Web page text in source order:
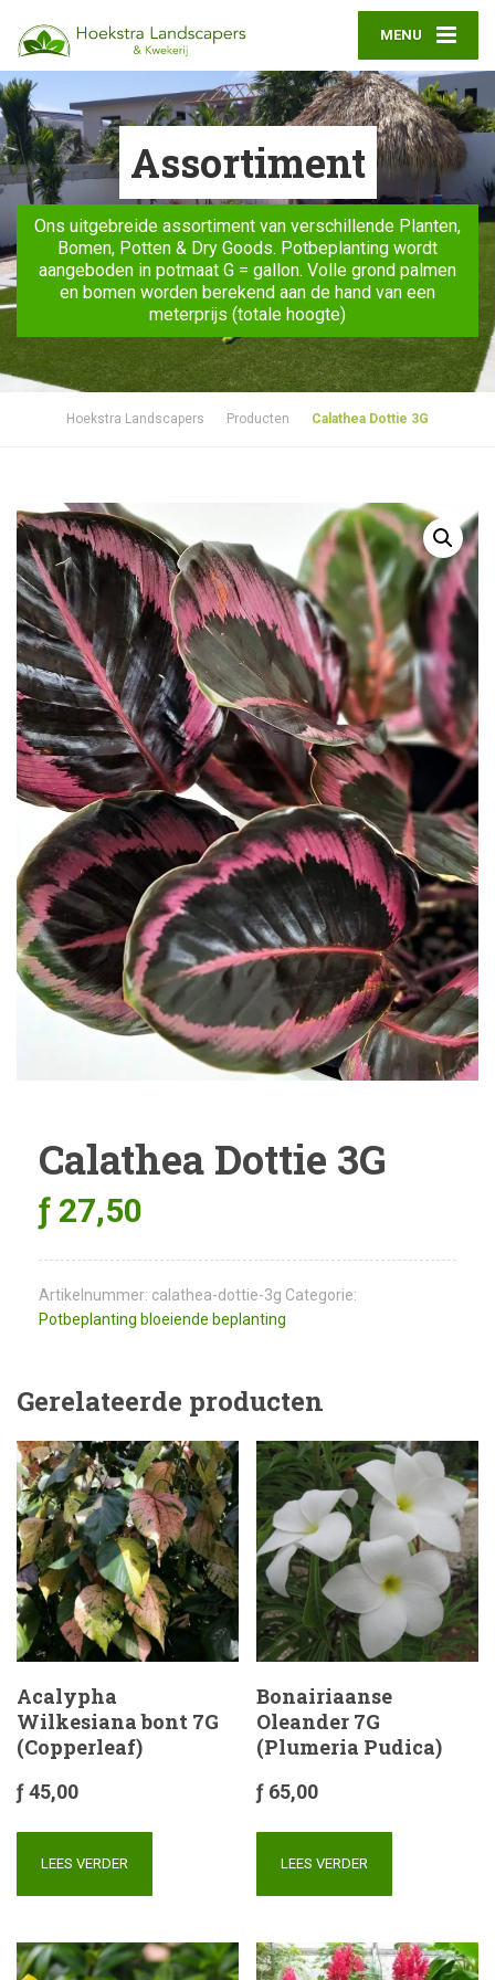
MENU
Assortiment
Ons uitgebreide assortiment van verschillende Planten,
Bomen, Potten & Dry Goods. Potbeplanting wordt
aangeboden in potmaat G = gallon. Volle grond palmen
en bomen worden berekend aan de hand van een
meterprijs (totale hoogte)
Hoekstra Landscapers Producten Calathea Dottie 3G
Calathea Dottie 3G
ƒ 27,50
Artikelnummer: calathea-dottie-3g Categorie:
Potbeplanting bloeiende beplanting
Gerelateerde producten
Acalypha
Wilkesiana bont 7G
(Copperleaf)
ƒ45,00
LEES VERDER
Bonairiaanse
Oleander 7G
(Plumeria Pudica)
ƒ 65,00
LEES VERDER